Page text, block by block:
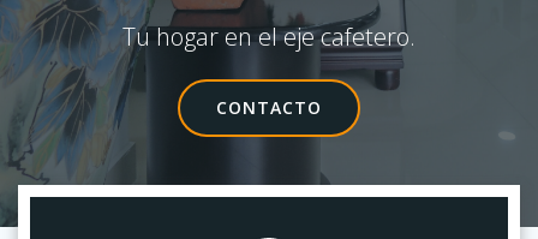
Tu hogar en el eje cafetero.
CONTACTO